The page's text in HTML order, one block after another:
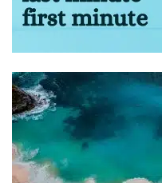
U slučaju većeg
putovanja (u
(osim lekova), kolica
koja se ne sklapaju,
bilo koje druge
dozvoljene za
kroz koju prolazi